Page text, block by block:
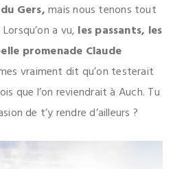
Gers,mais nous tenons tout
a vu, les passants, les
promenade Claude
vraiment dit qu’on testerait
que l’on reviendrait à Auch. Tu
de t’y rendre d’ailleurs ?